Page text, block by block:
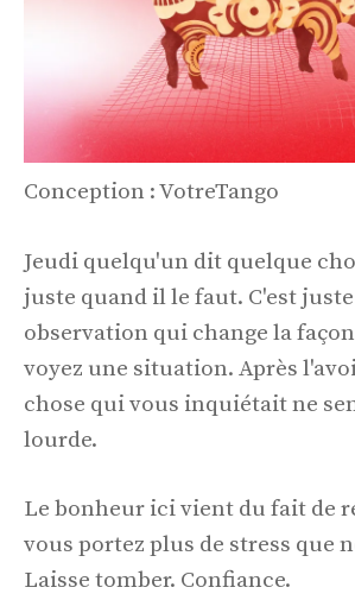
Conception : VotreTango
Jeudi quelqu'un dit quelque
juste quand il le faut. C'est
observation qui change la
voyez une situation. Après
chose qui vous inquiétait ne
lourde.
Le bonheur ici vient du fait de
vous portez plus de stress que
Laisse tomber. Confiance.